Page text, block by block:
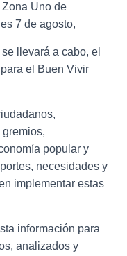
Uno de
7 de agosto,
llevará a cabo, el
el Buen Vivir
popular y
necesidades y
implementar estas
información para
analizados y